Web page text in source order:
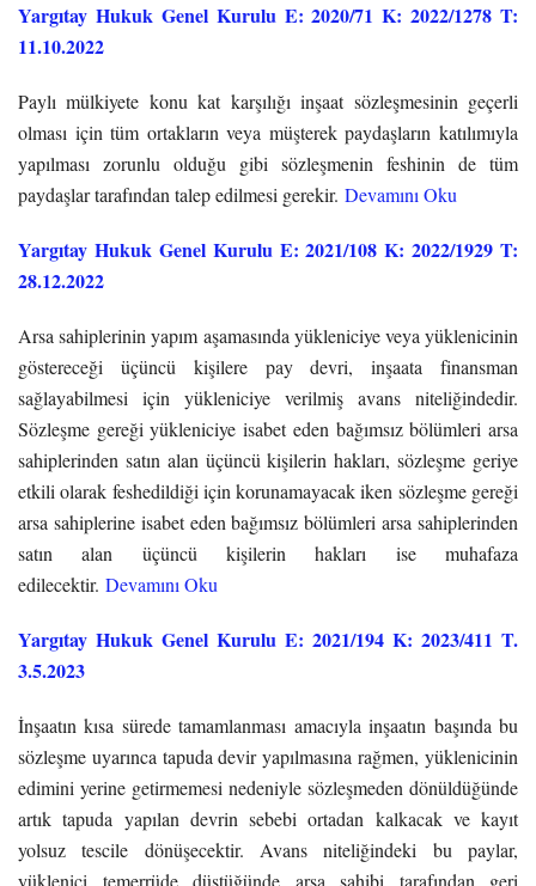
Yargıtay Hukuk Genel Kurulu E: 2020/71 K: 2022/1278 T:
11.10.2022
Paylı mülkiyete konu kat karşılığı inşaat sözleşmesinin geçerli
olması için tüm ortakların veya müşterek paydaşların katılımıyla
yapılması zorunlu olduğu gibi sözleşmenin feshinin de tüm
paydaşlar tarafından talep edilmesi gerekir. Devamını Oku
Yargıtay Hukuk Genel Kurulu E: 2021/108 K: 2022/1929 T:
28.12.2022
Arsa sahiplerinin yapım aşamasında yükleniciye veya yüklenicinin
göstereceği üçüncü kişilere pay devri, inşaata finansman
sağlayabilmesi için yükleniciye verilmiş avans niteliğindedir.
Sözleşme gereği yükleniciye isabet eden bağımsız bölümleri arsa
sahiplerinden satın alan üçüncü kişilerin hakları, sözleşme geriye
etkili olarak feshedildiği için korunamayacak iken sözleşme gereği
arsa sahiplerine isabet eden bağımsız bölümleri arsa sahiplerinden
satın alan üçüncü kişilerin hakları ise muhafaza
edilecektir. Devamını Oku
Yargıtay Hukuk Genel Kurulu E: 2021/194 K: 2023/411 T.
3.5.2023
İnşaatın kısa sürede tamamlanması amacıyla inşaatın başında bu
sözleşme uyarınca tapuda devir yapılmasına rağmen, yüklenicinin
edimini yerine getirmemesi nedeniyle sözleşmeden dönüldüğünde
artık tapuda yapılan devrin sebebi ortadan kalkacak ve kayıt
yolsuz tescile dönüşecektir. Avans niteliğindeki bu paylar,
yüklenici temerrüde düştüğünde arsa sahibi tarafından geri